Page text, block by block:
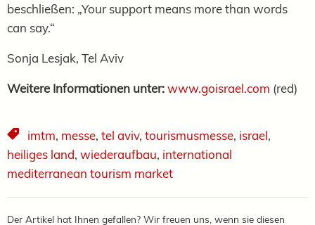
beschließen: „Your support means more than words
can say.“
Sonja Lesjak, Tel Aviv
Weitere Informationen unter:www.goisrael.com (red)
imtm, messe, tel aviv, tourismusmesse, israel,
heiliges land, wiederaufbau, international
mediterranean tourism market
Der Artikel hat Ihnen gefallen? Wir freuen uns, wenn sie diesen